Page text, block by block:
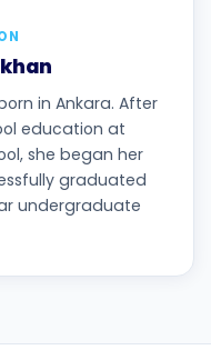
in Ankara. After
education at
she began her
graduated
undergraduate